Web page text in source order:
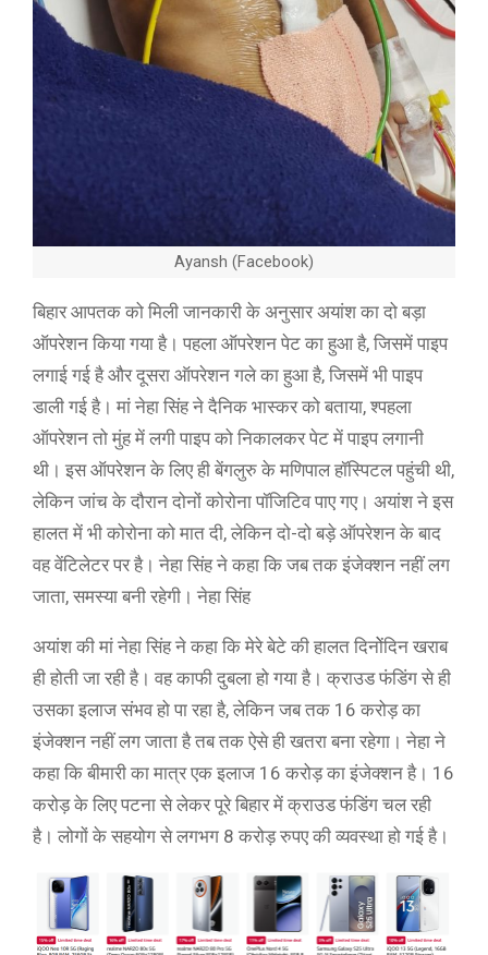
Ayansh (Facebook)
बिहार आपतक को मिली जानकारी के अनुसार अयांश का दो बड़ा
ऑपरेशन किया गया है। पहला ऑपरेशन पेट का हुआ है, जिसमें पाइप
लगाई गई है और दूसरा ऑपरेशन गले का हुआ है, जिसमें भी पाइप
डाली गई है। मां नेहा सिंह ने दैनिक भास्कर को बताया, श्पहला
ऑपरेशन तो मुंह में लगी पाइप को निकालकर पेट में पाइप लगानी
थी। इस ऑपरेशन के लिए ही बेंगलुरु के मणिपाल हॉस्पिटल पहुंची थी,
लेकिन जांच के दौरान दोनों कोरोना पॉजिटिव पाए गए। अयांश ने इस
हालत में भी कोरोना को मात दी, लेकिन दो-दो बड़े ऑपरेशन के बाद
वह वेंटिलेटर पर है। नेहा सिंह ने कहा कि जब तक इंजेक्शन नहीं लग
जाता, समस्या बनी रहेगी। नेहा सिंह
अयांश की मां नेहा सिंह ने कहा कि मेरे बेटे की हालत दिनोेंदिन खराब
ही होती जा रही है। वह काफी दुबला हो गया है। क्राउड फंडिंग से ही
उसका इलाज संभव हो पा रहा है, लेकिन जब तक 16 करोड़ का
इंजेक्शन नहीं लग जाता है तब तक ऐसे ही खतरा बना रहेगा। नेहा ने
कहा कि बीमारी का मात्र एक इलाज 16 करोड़ का इंजेक्शन है। 16
करोड़ के लिए पटना से लेकर पूरे बिहार में क्राउड फंडिंग चल रही
है। लोगों के सहयोग से लगभग 8 करोड़ रुपए की व्यवस्था हो गई है।